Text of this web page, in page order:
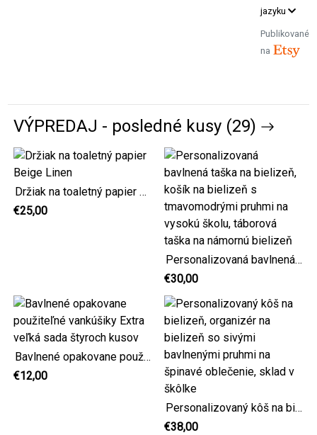
jazyku
Publikované
na
VÝPREDAJ - posledné kusy (29)
Držiak na toaletný papier Beige Linen
€25,00
Personalizovaná bavlnená taška na bielizeň, košík na bielizeň s tmavomodrými pruhmi na vysokú školu, táborová taška na námornú bielizeň
€30,00
Bavlnené opakovane použiteľné vankúšiky Extra veľká sada štyroch kusov
€12,00
Personalizovaný kôš na bielizeň, organizér na bielizeň so sivými bavlnenými pruhmi na špinavé oblečenie, sklad v škôlke
€38,00